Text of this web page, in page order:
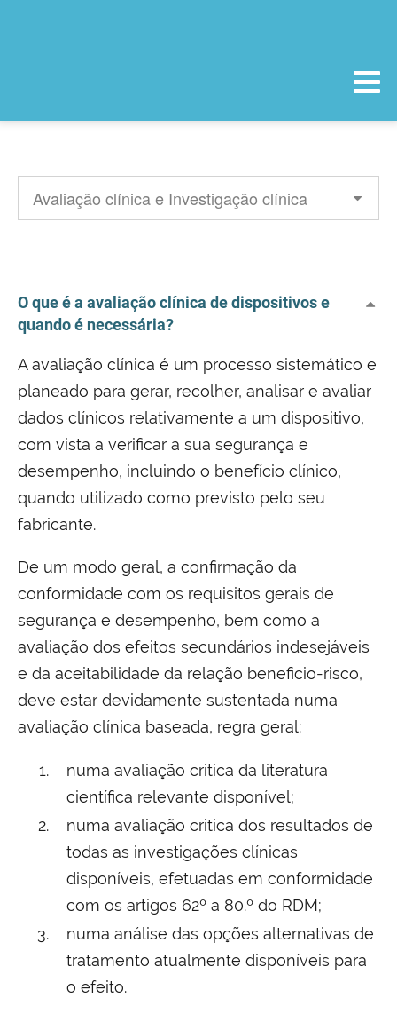
O que é a avaliação clínica de dispositivos e
quando é necessária?
A avaliação clínica é um processo sistemático e
planeado para gerar, recolher, analisar e avaliar
dados clínicos relativamente a um dispositivo,
com vista a verificar a sua segurança e
desempenho, incluindo o benefício clínico,
quando utilizado como previsto pelo seu
fabricante.
De um modo geral, a confirmação da
conformidade com os requisitos gerais de
segurança e desempenho, bem como a
avaliação dos efeitos secundários indesejáveis
e da aceitabilidade da relação beneficio-risco,
deve estar devidamente sustentada numa
avaliação clínica baseada, regra geral:
numa avaliação critica da literatura
científica relevante disponível;
numa avaliação critica dos resultados de
todas as investigações clínicas
disponíveis, efetuadas em conformidade
com os artigos 62º a 80.º do RDM;
numa análise das opções alternativas de
tratamento atualmente disponíveis para
o efeito.